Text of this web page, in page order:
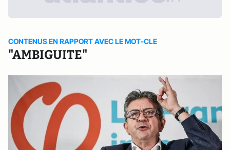
CONTENUS EN RAPPORT AVEC LE MOT-CLE
"AMBIGUITE"